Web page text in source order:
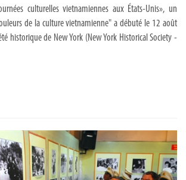
culturelles vietnamiennes aux États-Unis», un
de la culture vietnamienne" a débuté le 12 août
historique de New York (New York Historical Society -